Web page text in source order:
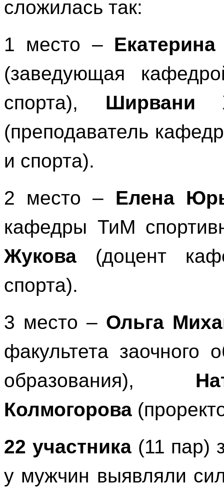
сложилась так:
1 место –
(заведующая
спорта), Ширвани
(преподаватель
и спорта).
2 место – Елена
кафедры ТиМ
Жукова (доцент
спорта).
3 место – Ольга
факультета заочного
образования),
Колмогорова
22 участника(11 пар)
у мужчин выявляли